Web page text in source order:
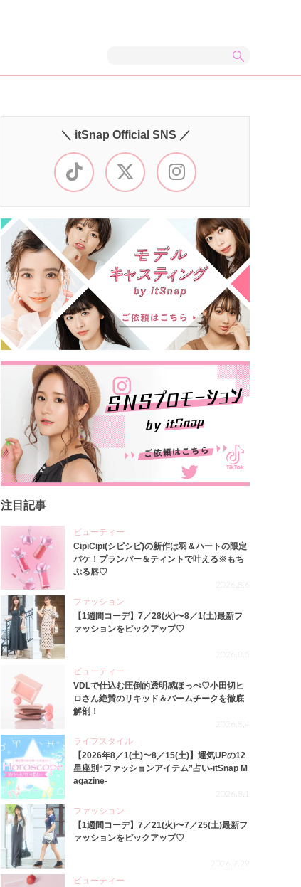
＼ itSnap Official SNS ／
注目記事
ビューティー
CipiCipi(シピシピ)の新作は羽＆ハートの限定
パケ！プランパー＆ティントで叶える※もち
ぷる唇♡
2026.8.6
ファッション
【1週間コーデ】7／28(火)〜8／1(土)最新フ
ァッションをピックアップ♡
2026.8.5
ビューティー
VDLで仕込む圧倒的透明感ほっぺ♡小田切ヒ
ロさん絶賛のリキッド＆バームチークを徹底
解剖！
2026.8.4
ライフスタイル
【2026年8／1(土)〜8／15(土)】運気UPの12
星座別“ファッションアイテム”占い-itSnap M
agazine-
2026.8.1
ファッション
【1週間コーデ】7／21(火)〜7／25(土)最新フ
ァッションをピックアップ♡
2026.7.29
ビューティー